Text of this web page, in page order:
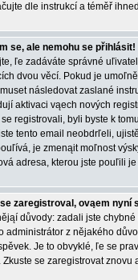
dle instrukcí a téměř
se, ale nemohu se přihlásit!
ľe zadáváte správné
dvou věcí. Pokud je
následovat zaslané
aktivaci vąech nových
registrovali, byli byste k
tento email neobdrľeli,
je zmenąit moľnost
adresa, kterou jste pouľili
zaregistroval, ovąem nyní
důvody: zadali jste
administrátor z nějakého
Je to obvyklé, ľe se
se zaregistrovat znovu